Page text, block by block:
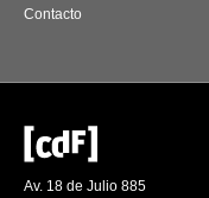
Contacto
Av. 18 de Julio 885